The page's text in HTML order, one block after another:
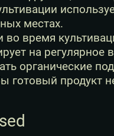
местах.
время
на регулярное
органические
готовый продукт